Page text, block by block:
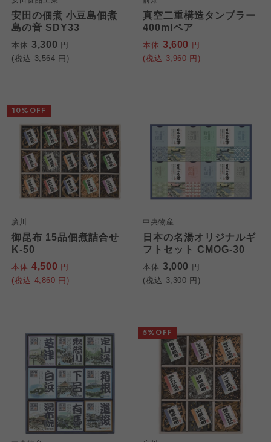
安田の佃煮 小豆島佃煮
島の音 SDY33
本体 3,300 円
(税込 3,564 円)
真空二重構造タンブラー
400mlペア
本体 3,600 円
(税込 3,960 円)
廣川
御昆布 15品佃煮詰合せ
K-50
本体 4,500 円
(税込 4,860 円)
10%OFF
中央物産
日本の名湯オリジナルギ
フトセット CMOG-30
本体 3,000 円
(税込 3,300 円)
5%OFF
ご利用約款（ご利用規約・ご利
用規程）について
このサイトは7つの生協から業務委託を受けて、
コープきんき事業連合が運営しています。ご自
身が加入されている生協が定める利用約款をご
確認のうえ、ご利用ください。なお、クチコミ
投稿については、利用約款の細則として規定さ
このサイトは7つの生協から業務委託を受けて、
コープきんき事業連合が運営しています。お預
かりしている個人情報については、コープ事業
連合、ならびに各生協の「個人情報保護方針」
にもどづいて、コープ事業連合が適切に管理を
おこなっています。
コープ事業連合、ならびに各生協の「個人情報
特定商取引法に基づく表記につ
このサイトは7つの生協から業務委託を受けて、
コープきんき事業連合が運営しています。販売
責任者は、それぞれご利用の生協となります。
各生協の「特定商取引法に基づく表記につい
て」については各生協のボタンをクリックして